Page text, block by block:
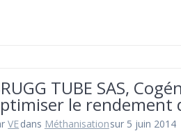
TUBE SAS,
le rendement
VEdans Méthanisationsur 5 juin 2014